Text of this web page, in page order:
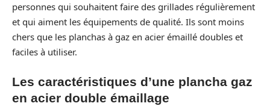
personnes qui souhaitent faire des grillades régulièrement
et qui aiment les équipements de qualité. Ils sont moins
chers que les planchas à gaz en acier émaillé doubles et
faciles à utiliser.
Les caractéristiques d’une plancha gaz
en acier double émaillage